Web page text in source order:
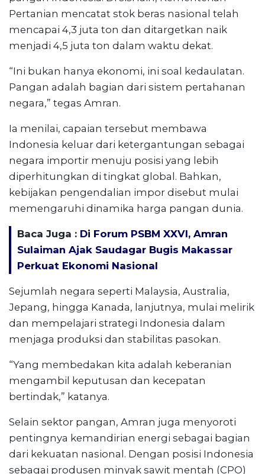
Pertanian mencatat stok beras nasional telah
mencapai 4,3 juta ton dan ditargetkan naik
menjadi 4,5 juta ton dalam waktu dekat.
“Ini bukan hanya ekonomi, ini soal kedaulatan.
Pangan adalah bagian dari sistem pertahanan
negara,” tegas Amran.
Ia menilai, capaian tersebut membawa
Indonesia keluar dari ketergantungan sebagai
negara importir menuju posisi yang lebih
diperhitungkan di tingkat global. Bahkan,
kebijakan pengendalian impor disebut mulai
memengaruhi dinamika harga pangan dunia.
Baca Juga : Di Forum PSBM XXVI, Amran
Sulaiman Ajak Saudagar Bugis Makassar
Perkuat Ekonomi Nasional
Sejumlah negara seperti Malaysia, Australia,
Jepang, hingga Kanada, lanjutnya, mulai melirik
dan mempelajari strategi Indonesia dalam
menjaga produksi dan stabilitas pasokan.
“Yang membedakan kita adalah keberanian
mengambil keputusan dan kecepatan
bertindak,” katanya.
Selain sektor pangan, Amran juga menyoroti
pentingnya kemandirian energi sebagai bagian
dari kekuatan nasional. Dengan posisi Indonesia
sebagai produsen minyak sawit mentah (CPO)